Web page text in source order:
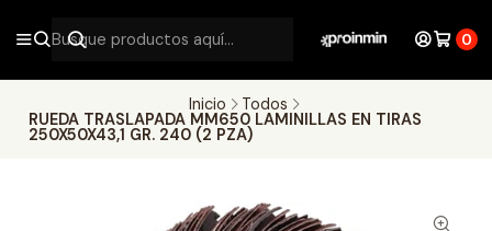
0
Inicio
Todos
RUEDA TRASLAPADA MM650 LAMINILLAS EN TIRAS
250X50X43,1 GR. 240 (2 PZA)